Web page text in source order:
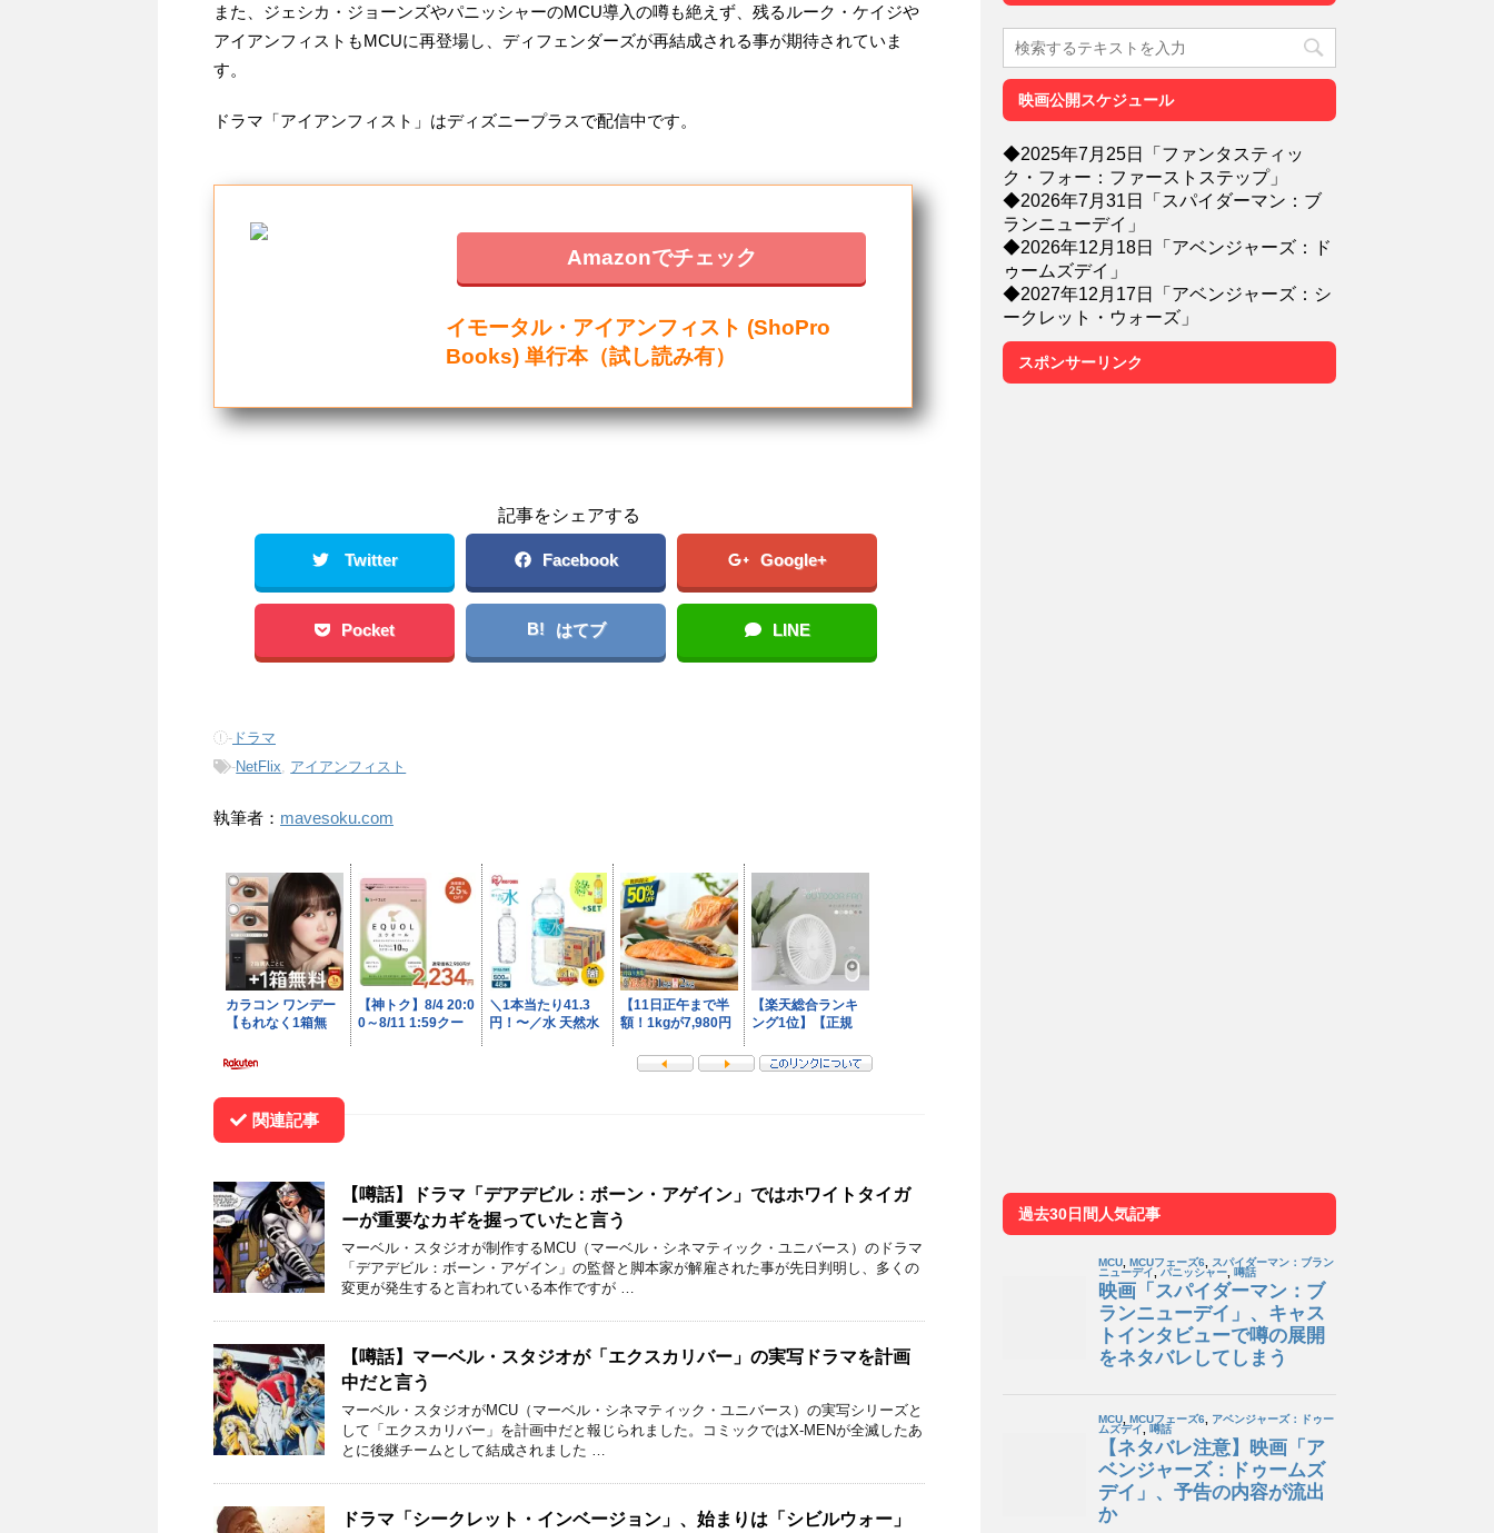
また、ジェシカ・ジョーンズやパニッシャーのMCU導入の噂も絶えず、残るルーク・ケイジや
アイアンフィストもMCUに再登場し、ディフェンダーズが再結成される事が期待されていま
す。
ドラマ「アイアンフィスト」はディズニープラスで配信中です。
Amazonでチェック
イモータル・アイアンフィスト (ShoPro
Books) 単行本（試し読み有）
記事をシェアする
Twitter Facebook Google+
Pocket B! はてブ LINE
- ドラマ
-NetFlix アイアンフィスト
執筆者： mavesoku.com
関連記事
【噂話】ドラマ「デアデビル：ボーン・アゲイン」ではホワイトタイガ
ーが重要なカギを握っていたと言う
マーベル・スタジオが制作するMCU（マーベル・シネマティック・ユニバース）のドラマ
「デアデビル：ボーン・アゲイン」の監督と脚本家が解雇された事が先日判明し、多くの
変更が発生すると言われている本作ですが …
【噂話】マーベル・スタジオが「エクスカリバー」の実写ドラマを計画
中だと言う
マーベル・スタジオがMCU（マーベル・シネマティック・ユニバース）の実写シリーズと
して「エクスカリバー」を計画中だと報じられました。コミックではX-MENが全滅したあ
とに後継チームとして結成されました …
ドラマ「シークレット・インベージョン」、始まりは「シビルウォー」
映画公開スケジュール
◆2025年7月25日「ファンタスティッ
ク・フォー：ファーストステップ」
◆2026年7月31日「スパイダーマン：ブ
ランニューデイ」
◆2026年12月18日「アベンジャーズ：ド
ゥームズデイ」
◆2027年12月17日「アベンジャーズ：シ
ークレット・ウォーズ」
スポンサーリンク
過去30日間人気記事